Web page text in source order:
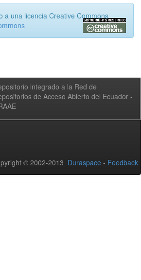
a una licencia Creative Commons
integrado a la Red de
de Acceso Abierto del Ecuador -
© 2002-2013 Duraspace - Feedback